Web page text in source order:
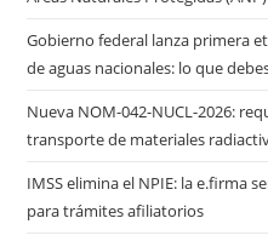
Gobierno federal lanza primera
de aguas nacionales: lo que
Nueva NOM-042-NUCL-2026:
transporte de materiales
IMSS elimina el NPIE: la e.firma
para trámites afiliatorios